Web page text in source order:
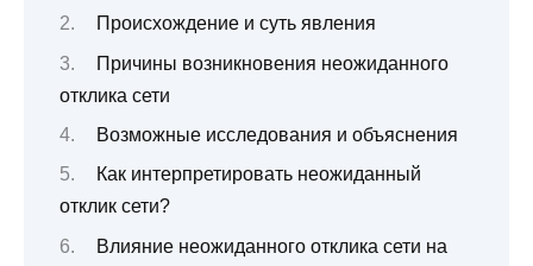
Происхождение и суть явления
Причины возникновения неожиданного
отклика сети
Возможные исследования и объяснения
Как интерпретировать неожиданный
отклик сети?
Влияние неожиданного отклика сети на